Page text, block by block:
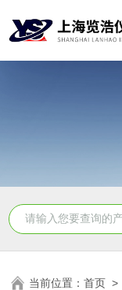
当前位置：首页 >